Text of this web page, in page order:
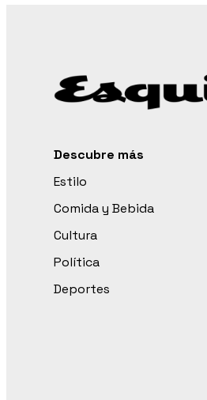
Descubre más
Estilo
Comida y Bebida
Cultura
Política
Deportes